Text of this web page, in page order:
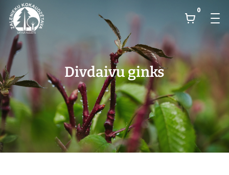
0
Divdaivu ginks